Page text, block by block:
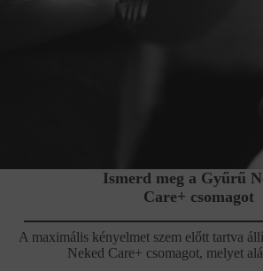
Ismerd meg a Gyűrű
Care+ csomagot
A maximális kényelmet szem előtt tartva
Neked Care+ csomagot, melyet